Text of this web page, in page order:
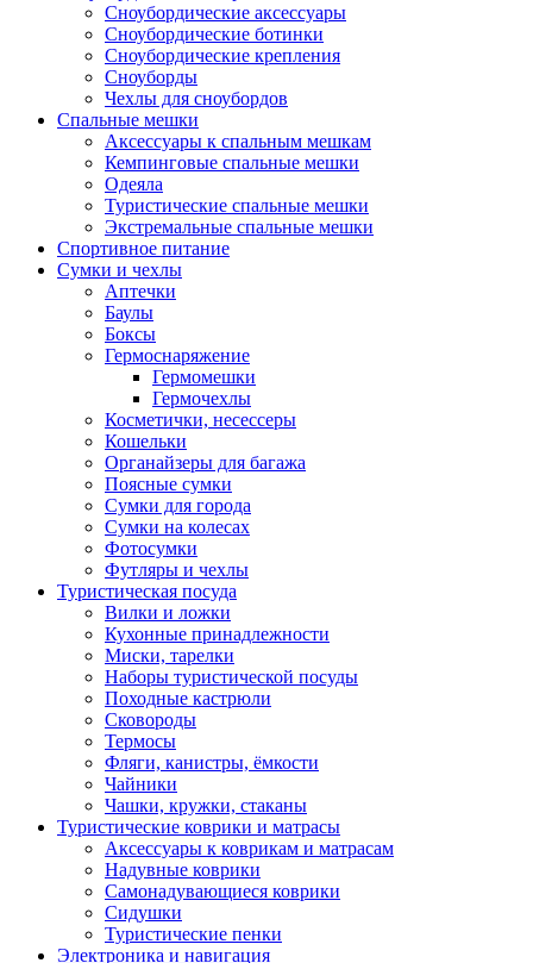
Сноубордические аксессуары
Сноубордические ботинки
Сноубордические крепления
Сноуборды
Чехлы для сноубордов
Спальные мешки
Аксессуары к спальным мешкам
Кемпинговые спальные мешки
Одеяла
Туристические спальные мешки
Экстремальные спальные мешки
Спортивное питание
Сумки и чехлы
Аптечки
Баулы
Боксы
Гермоснаряжение
Гермомешки
Гермочехлы
Косметички, несессеры
Кошельки
Органайзеры для багажа
Поясные сумки
Сумки для города
Сумки на колесах
Фотосумки
Футляры и чехлы
Туристическая посуда
Вилки и ложки
Кухонные принадлежности
Миски, тарелки
Наборы туристической посуды
Походные кастрюли
Сковороды
Термосы
Фляги, канистры, ёмкости
Чайники
Чашки, кружки, стаканы
Туристические коврики и матрасы
Аксессуары к коврикам и матрасам
Надувные коврики
Самонадувающиеся коврики
Сидушки
Туристические пенки
Электроника и навигация